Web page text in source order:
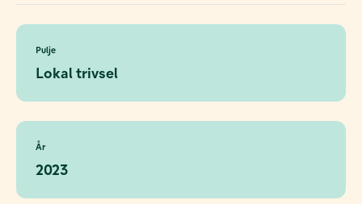
Pulje
Lokal trivsel
År
2023